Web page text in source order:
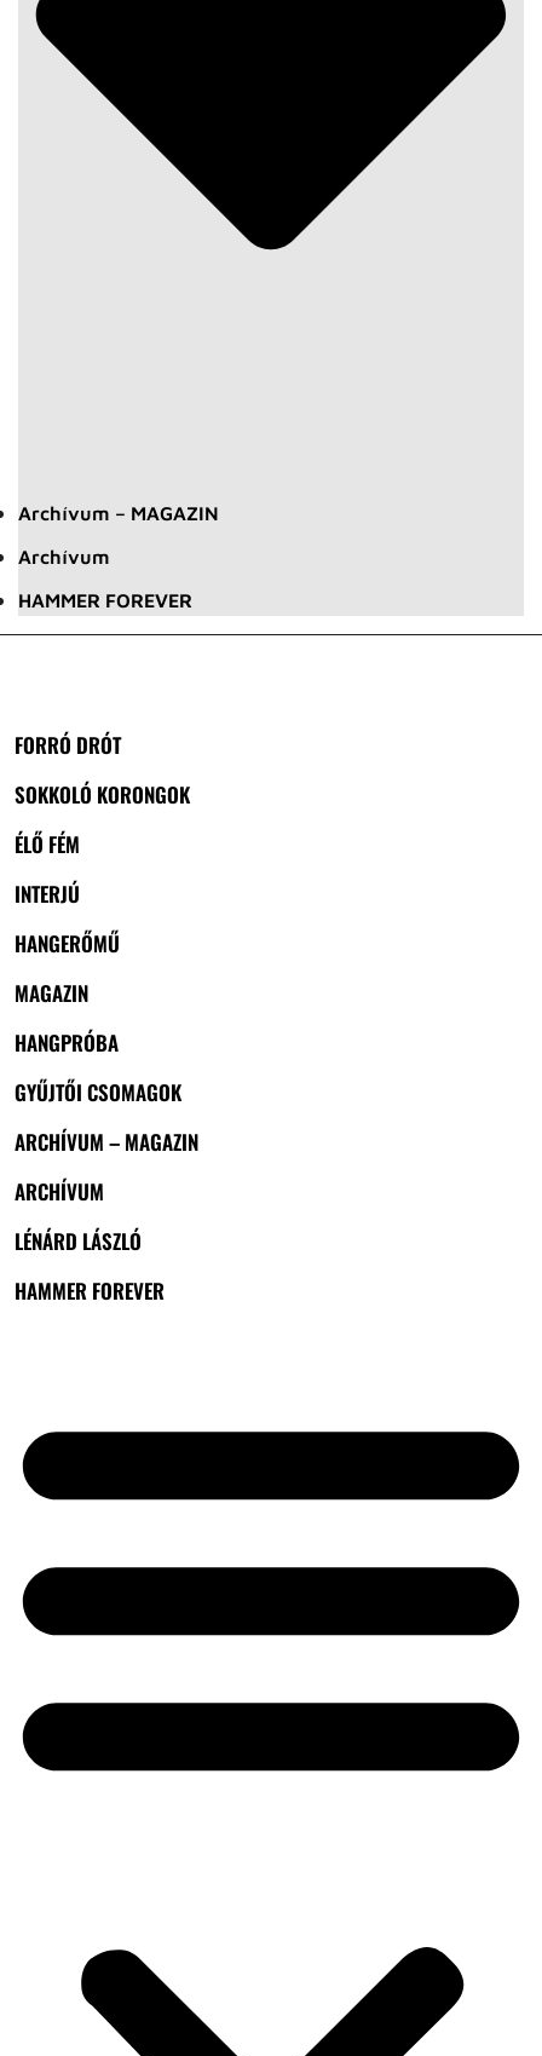
Archívum – MAGAZIN
Archívum
HAMMER FOREVER
FORRÓ DRÓT
SOKKOLÓ KORONGOK
ÉLŐ FÉM
INTERJÚ
HANGERŐMŰ
MAGAZIN
HANGPRÓBA
GYŰJTŐI CSOMAGOK
ARCHÍVUM – MAGAZIN
ARCHÍVUM
LÉNÁRD LÁSZLÓ
HAMMER FOREVER